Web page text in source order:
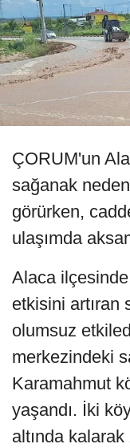
ÇORUM'un
sağanak
görürken,
ulaşımda
Alaca
etkisini artıran
olumsuz
merkezindeki
Karamahmut
yaşandı. İki
altında